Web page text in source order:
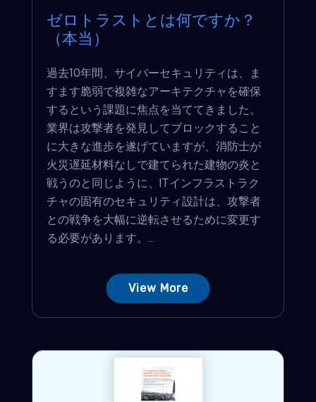
ゼロトラストとは何ですか？
（本当）
過去10年間、サイバーセキュリティは、ま
すます脆弱で複雑なアーキテクチャを確保
するという課題に焦点を当ててきました。
業界は攻撃者を発見してブロックすること
に大きな進歩を遂げていますが、消防士が
火災遅延材料なしで建てられた建物の炎と
戦うのと同じように、ITインフラストラク
チャの固有のセキュリティ設計は、攻撃者
との戦争を大幅に逆転させるために変更す
る必要があります。...
View More